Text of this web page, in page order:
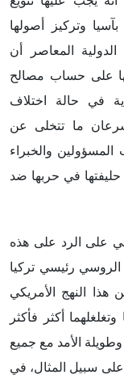
وتركيز أصولها
المعاصر أن
على حساب مصالح
في حالة اختلاف
ما تتخلى عن
المسؤولين والخبراء
في حربها ضد
على الرد على هذه
الروسي رئيسي تركيا
النهج الأمريكي
أكثر فأكثر
الأمد مع جميع
سبيل المثال، في